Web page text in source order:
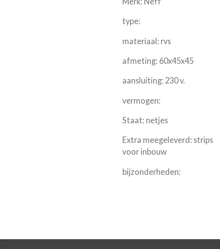
type:
materiaal: rvs
afmeting: 60x45x45
aansluiting: 230 v.
vermogen:
Staat: netjes
Extra meegeleverd: strips
voor inbouw
bijzonderheden: